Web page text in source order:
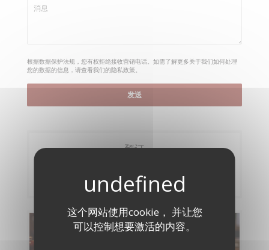
这个网站使用cookie， 并让您
可以控制想要激活的内容。
根据数据保护法规，您有权拒绝接收营销电话。如需了解更多关于我们如何处理
您的数据的信息，请查看我们的隐私政策。
预订
预订餐位
菜单